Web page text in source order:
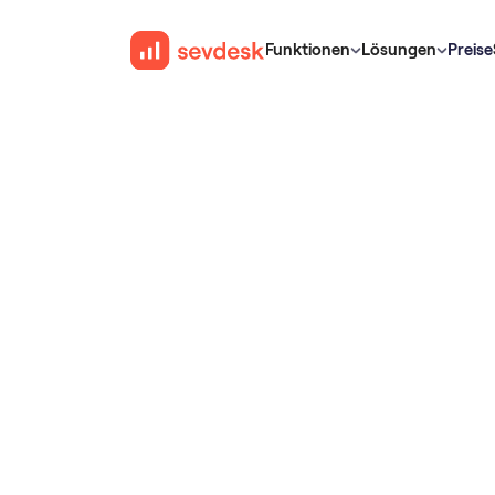
Funktionen Lösungen Preise